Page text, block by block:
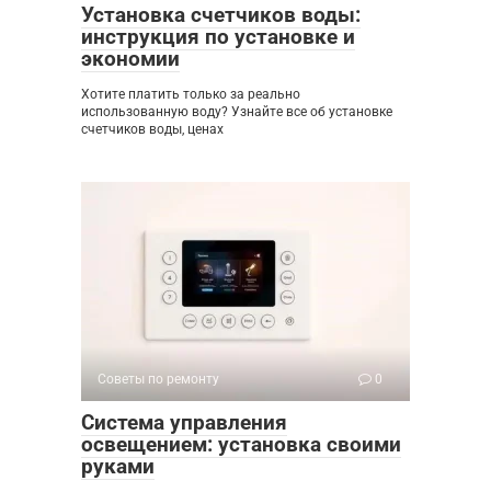
Установка счетчиков воды:
инструкция по установке и
экономии
Хотите платить только за реально
использованную воду? Узнайте все об установке
счетчиков воды, ценах
Советы по ремонту 0
Система управления
освещением: установка своими
руками